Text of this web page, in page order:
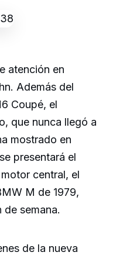
atención en
Además del
Coupé, el
que nunca llegó a
mostrado en
presentará el
central, el
M de 1979,
semana.
de la nueva